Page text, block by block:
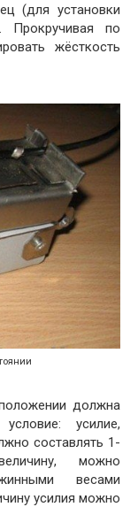
(для установки
Прокручивая по
жёсткость
должна
усилие,
составлять 1-
можно
весами
усилия можно